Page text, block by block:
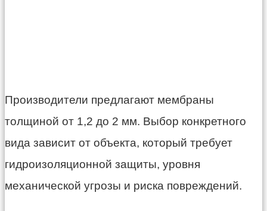
Производители предлагают мембраны
толщиной от 1,2 до 2 мм. Выбор конкретного
вида зависит от объекта, который требует
гидроизоляционной защиты, уровня
механической угрозы и риска повреждений.